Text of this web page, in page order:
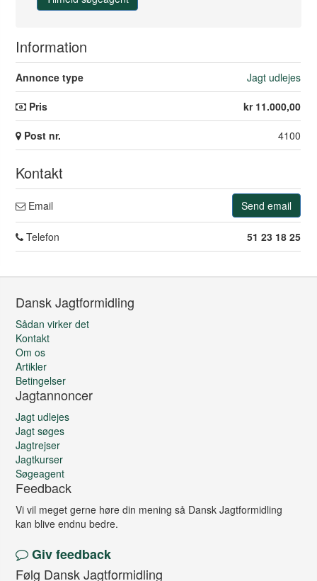
Information
Annonce type Jagt udlejes
Pris kr 11.000,00
Post nr. 4100
Kontakt
Email Send email
Telefon 51 23 18 25
Dansk Jagtformidling
Sådan virker det
Kontakt
Om os
Artikler
Betingelser
Jagtannoncer
Jagt udlejes
Jagt søges
Jagtrejser
Jagtkurser
Søgeagent
Feedback
Vi vil meget gerne høre din mening så Dansk Jagtformidling
kan blive endnu bedre.
Giv feedback
Følg Dansk Jagtformidling